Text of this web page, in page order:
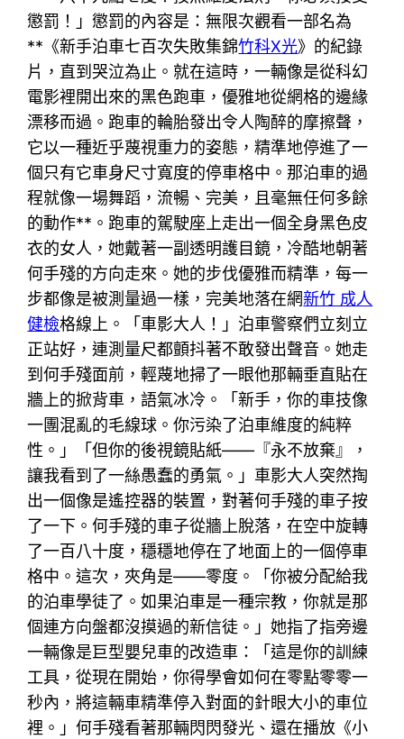
懲罰！」懲罰的內容是：無限次觀看一部名為
**《新手泊車七百次失敗集錦竹科X光》的紀錄
片，直到哭泣為止。就在這時，一輛像是從科幻
電影裡開出來的黑色跑車，優雅地從網格的邊緣
漂移而過。跑車的輪胎發出令人陶醉的摩擦聲，
它以一種近乎蔑視重力的姿態，精準地停進了一
個只有它車身尺寸寬度的停車格中。那泊車的過
程就像一場舞蹈，流暢、完美，且毫無任何多餘
的動作**。跑車的駕駛座上走出一個全身黑色皮
衣的女人，她戴著一副透明護目鏡，冷酷地朝著
何手殘的方向走來。她的步伐優雅而精準，每一
步都像是被測量過一樣，完美地落在網新竹 成人
健檢格線上。「車影大人！」泊車警察們立刻立
正站好，連測量尺都顫抖著不敢發出聲音。她走
到何手殘面前，輕蔑地掃了一眼他那輛垂直貼在
牆上的掀背車，語氣冰冷。「新手，你的車技像
一團混亂的毛線球。你污染了泊車維度的純粹
性。」「但你的後視鏡貼紙——『永不放棄』，
讓我看到了一絲愚蠢的勇氣。」車影大人突然掏
出一個像是遙控器的裝置，對著何手殘的車子按
了一下。何手殘的車子從牆上脫落，在空中旋轉
了一百八十度，穩穩地停在了地面上的一個停車
格中。這次，夾角是——零度。「你被分配給我
的泊車學徒了。如果泊車是一種宗教，你就是那
個連方向盤都沒摸過的新信徒。」她指了指旁邊
一輛像是巨型嬰兒車的改造車：「這是你的訓練
工具，從現在開始，你得學會如何在零點零零一
秒內，將這輛車精準停入對面的針眼大小的車位
裡。」何手殘看著那輛閃閃發光、還在播放《小